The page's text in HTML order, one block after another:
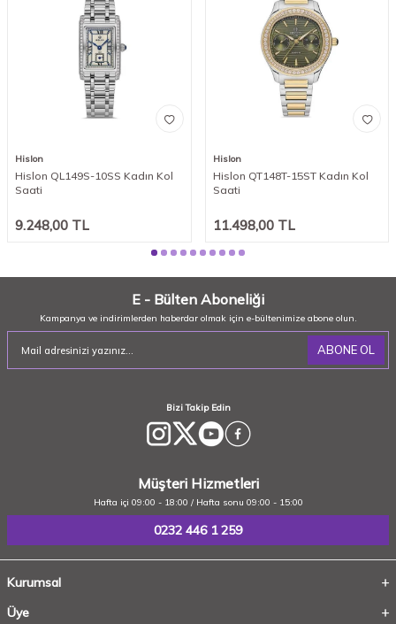
Hislon
Hislon QL149S-10SS Kadın Kol
Saati
9.248,00 TL
Hislon
Hislon QT148T-15ST Kadın Kol
Saati
11.498,00TL
E - Bülten Aboneliği
Kampanya ve indirimlerden haberdar olmak için e-bültenimize abone olun.
ABONE OL
Bizi Takip Edin
Müşteri Hizmetleri
Hafta içi 09:00 - 18:00 / Hafta sonu 09:00 - 15:00
0232 446 1 259
Kurumsal
Üye